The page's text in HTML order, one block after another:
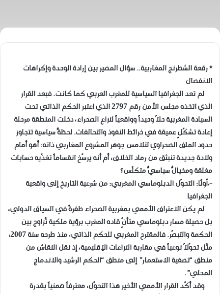
* رقعة الشطرنج المغاربية.. سؤال المصير بين إرادة الوحدة وإكراهات
الانفصال
لم تعد الجغرافيا السياسية للمغرب العربي كما كانت. فبعد القرار
الذي اتخذه مجلس الأمن رقم 2797 الذي اعتبر الحكم الذاتي تحت
السيادة المغربية حلاً وحيداً وواقعياً لنزاع الصحراء، دخلت المنطقة مرحلة
إعادة تشكّلٍ عميقة في خرائط النفوذ والتحالفات. لحظةٌ سياسية تتجاوز
حدود الملف الصحراوي لتلامس جوهر المشروع المغاربي ذاته: أهو أمام
ولادة جديدة تنبثق من رماد الخلاف، أم أنه يرسّخ انقساماً تغذّيه حسابات
مغلقة ومخيالٌ سياسيٌّ متكلّس؟
-،أولًا: التحوّل الدبلوماسي المغربي: من شرعية التاريخ إلى واقعية
الجغرافيا
لم يكن الاعتراف الأممي بمغربية الصحراء طفرةً في السياق الدولي،
بل حصيلة مسار دبلوماسي متأنٍّ قاده المغرب برؤية ملكية تُزاوج بين
الحكمة والتبصّر. فالمقترح المغربي للحكم الذاتي، منذ طرحه سنة 2007،
مثّل تحوّلاً نوعياً في مقاربة النزاعات الإقليمية، إذ نقل النقاش من
منطق “تصفية الاستعمار” إلى منطق “الحكم الرشيد والاندماج
المحلي”.
وقد أكّد القرار الأممي الأخير هذا التحوّل، معترفاً ضمنياً بقدرة